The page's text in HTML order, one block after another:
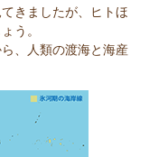
きましたが、ヒトほ
う。
、人類の渡海と海産